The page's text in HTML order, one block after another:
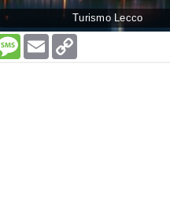
Turismo Lecco
Message
Email